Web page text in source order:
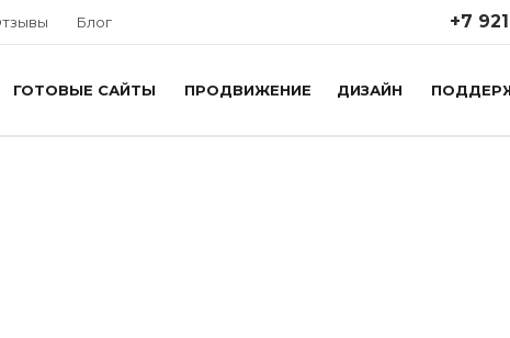
Блог +7
ГОТОВЫЕ САЙТЫ ПРОДВИЖЕНИЕ ДИЗАЙН